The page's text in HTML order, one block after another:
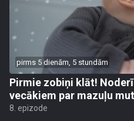
pirms 5 dienām, 5 stundām
Pirmie zobiņi klāt!
vecākiem par mazuļu
8. epizode